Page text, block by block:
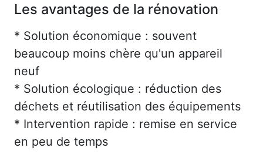
Les avantages de la rénovation
* Solution économique : souvent
beaucoup moins chère qu'un appareil
neuf
* Solution écologique : réduction des
déchets et réutilisation des équipements
* Intervention rapide : remise en service
en peu de temps